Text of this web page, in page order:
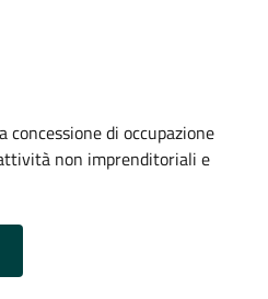
concessione di occupazione
non imprenditoriali e